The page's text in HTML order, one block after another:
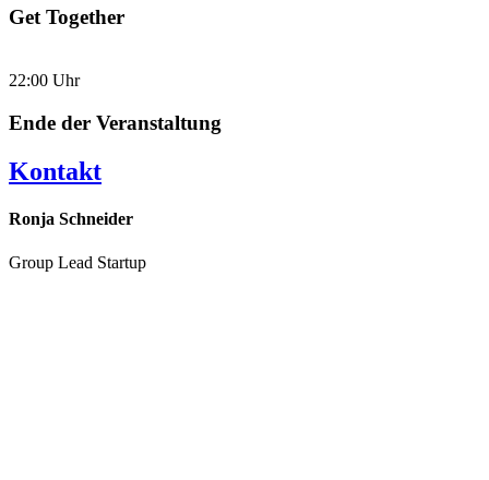
Get Together
22:00 Uhr
Ende der Veranstaltung
Kontakt
Ronja Schneider
Group Lead Startup